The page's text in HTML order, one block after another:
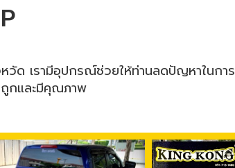
วัด เรามีอุปกรณ์ช่วยให้ท่านลดปัญหาในการ
กและมีคุณภาพ